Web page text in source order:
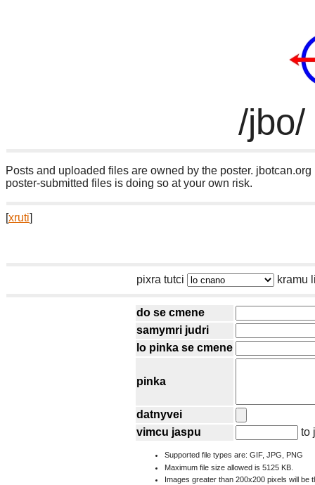
/jbo/
Posts and uploaded files are owned by the poster.
poster-submitted files is doing so at your own risk.
[xruti]
pixra tutci kramu
do se cmene
samymri judri
lo pinka se cmene
pinka
datnyvei
vimcu jaspu
to
Supported file types are: GIF, JPG, PNG
Maximum file size allowed is 5125 KB.
Images greater than 200x200 pixels will be